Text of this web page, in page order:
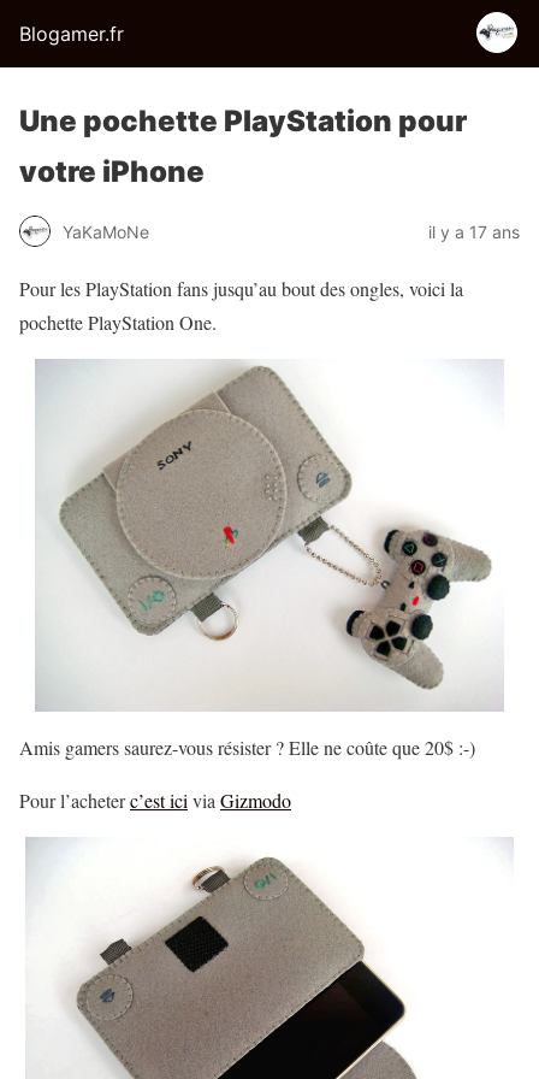
Blogamer.fr
Une pochette PlayStation pour
votre iPhone
YaKaMoNe il y a 17 ans
Pour les PlayStation fans jusqu’au bout des ongles, voici la
pochette PlayStation One.
Amis gamers saurez-vous résister ? Elle ne coûte que 20$ :-)
Pour l’acheterc’est ici via Gizmodo